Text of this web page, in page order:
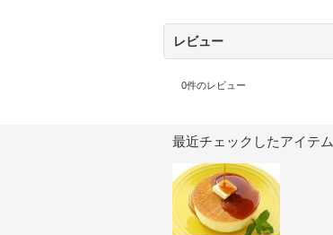
レビュー
0件のレビュー
最近チェックしたアイテム